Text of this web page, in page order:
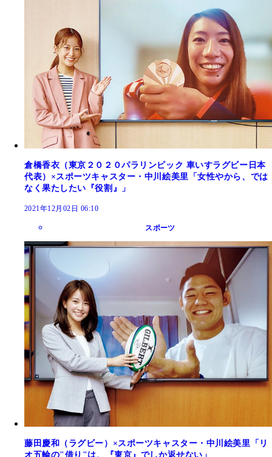
倉橋香衣（東京２０２０パラリンピック 車いすラグビー日本
代表）×スポーツキャスター・中川絵美里「女性やから、では
なく果たしたい『役割』」
2021年12月02日 06:10
スポーツ
藤田慶和（ラグビー）×スポーツキャスター・中川絵美里「リ
オ五輪の"借り"は、『東京』でしか返せない」